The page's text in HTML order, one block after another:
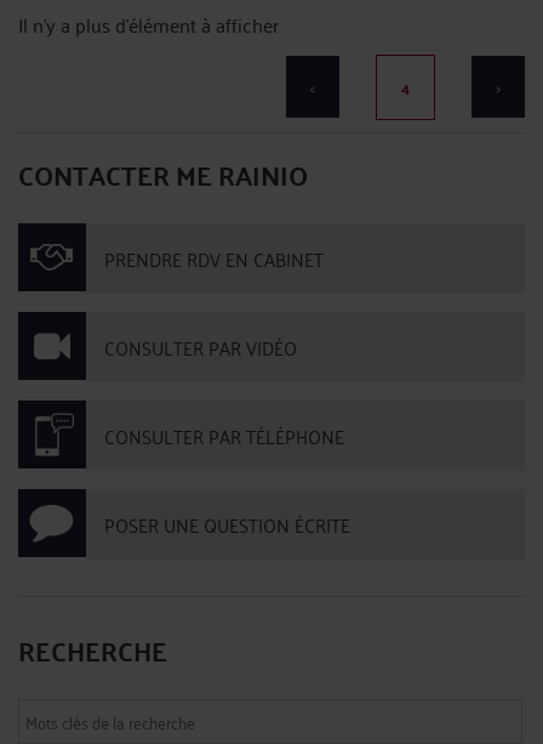
Il n'y a plus d'élément à afficher
< 4 >
CONTACTER ME RAINIO
PRENDRE RDV EN CABINET
CONSULTER PAR VIDÉO
CONSULTER PAR TÉLÉPHONE
POSER UNE QUESTION ÉCRITE
RECHERCHE